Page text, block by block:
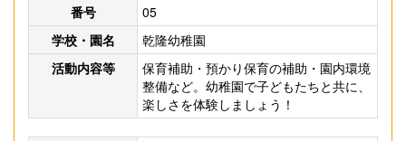
番号
05
学校・園名
乾隆幼稚園
活動内容等
保育補助・預かり保育の補助・園内環境
整備など。幼稚園で子どもたちと共に、
楽しさを体験しましょう！